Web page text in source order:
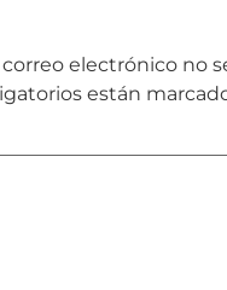
electrónico no
están